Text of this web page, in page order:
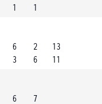
1
1
6
3
2
6
13
11
6
7